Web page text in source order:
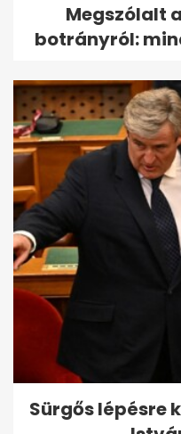
Megszólalt
botrányról:
Sürgős lépésre